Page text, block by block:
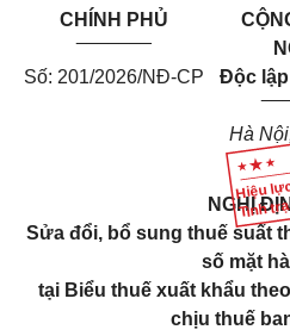
Hiệu
Tình
CHÍNH PHỦ
Số: 201/2026/NĐ-CP
Độc
Hà
NGHỊ
Sửa đổi, bổ sung thuế suất
số mặt
tại Biểu thuế xuất khẩu
chịu thuế